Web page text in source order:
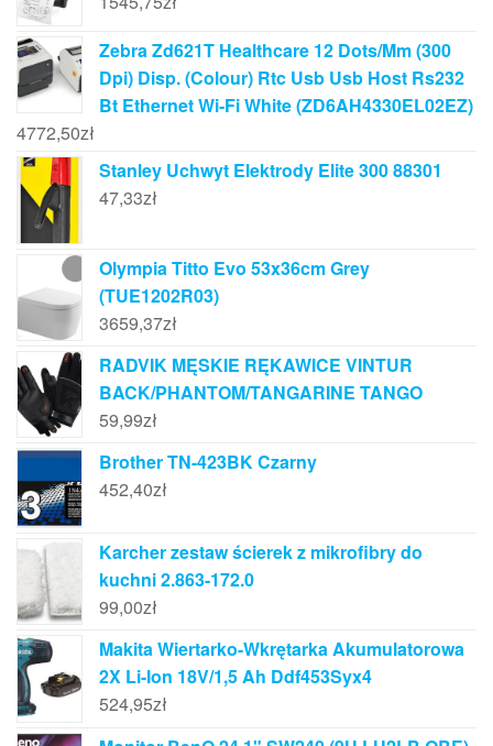
Zebra Zd621T Healthcare 12 Dots/Mm (300
Dpi) Disp. (Colour) Rtc Usb Usb Host Rs232
Bt Ethernet Wi-Fi White (ZD6AH4330EL02EZ)
4772,50zł
Stanley Uchwyt Elektrody Elite 300 88301
47,33zł
Olympia Titto Evo 53x36cm Grey
(TUE1202R03)
3659,37zł
RADVIK MĘSKIE RĘKAWICE VINTUR
BACK/PHANTOM/TANGARINE TANGO
59,99zł
Brother TN-423BK Czarny
452,40zł
Karcher zestaw ścierek z mikrofibry do
kuchni 2.863-172.0
99,00zł
Makita Wiertarko-Wkrętarka Akumulatorowa
2X Li-Ion 18V/1,5 Ah Ddf453Syx4
524,95zł